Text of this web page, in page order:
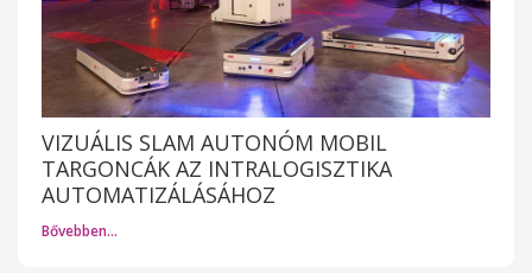
VIZUÁLIS SLAM AUTONÓM MOBIL
TARGONCÁK AZ INTRALOGISZTIKA
AUTOMATIZÁLÁSÁHOZ
Bővebben…